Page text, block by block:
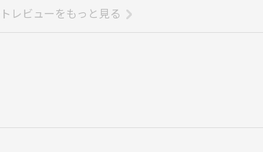
レビューをもっと見る